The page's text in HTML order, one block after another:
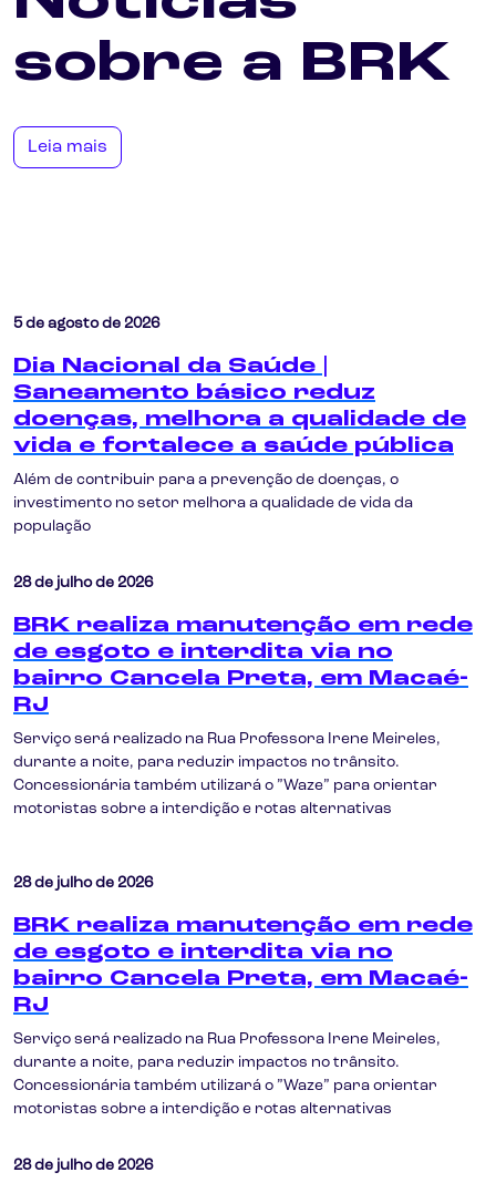
sobre a BRK
Leia mais
5 de agosto de 2026
Dia Nacional da Saúde |
Saneamento básico reduz
doenças, melhora a qualidade de
vida e fortalece a saúde pública
Além de contribuir para a prevenção de doenças, o
investimento no setor melhora a qualidade de vida da
população
28 de julho de 2026
BRK realiza manutenção em rede
de esgoto e interdita via no
bairro Cancela Preta, em Macaé-
RJ
Serviço será realizado na Rua Professora Irene Meireles,
durante a noite, para reduzir impactos no trânsito.
Concessionária também utilizará o ”Waze” para orientar
motoristas sobre a interdição e rotas alternativas
28 de julho de 2026
BRK realiza manutenção em rede
de esgoto e interdita via no
bairro Cancela Preta, em Macaé-
RJ
Serviço será realizado na Rua Professora Irene Meireles,
durante a noite, para reduzir impactos no trânsito.
Concessionária também utilizará o ”Waze” para orientar
motoristas sobre a interdição e rotas alternativas
28 de julho de 2026